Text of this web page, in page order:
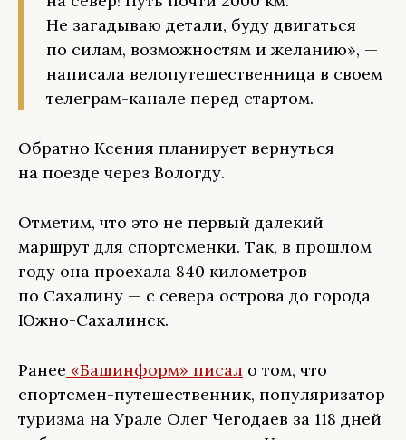
Не загадываю детали, буду двигаться
по силам, возможностям и желанию», —
написала велопутешественница в своем
телеграм-канале перед стартом.
Обратно Ксения планирует вернуться
на поезде через Вологду.
Отметим, что это не первый далекий
маршрут для спортсменки. Так, в прошлом
году она проехала 840 километров
по Сахалину — с севера острова до города
Южно-Сахалинск.
Ранее «Башинформ» писал о том, что
спортсмен-путешественник, популяризатор
туризма на Урале Олег Чегодаев за 118 дней